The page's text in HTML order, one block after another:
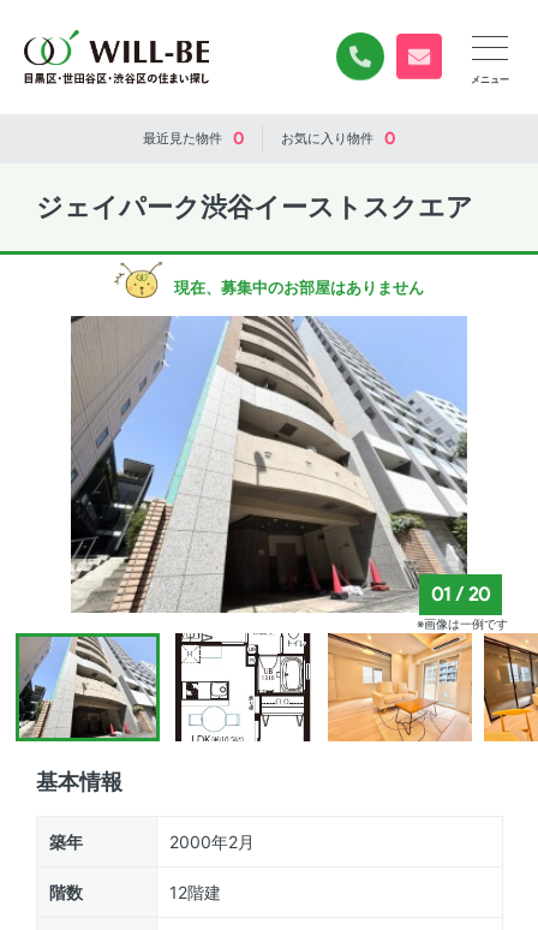
0120-840-834
無料お問い合
最近見た物件 0 お気に入り物件 0
ジェイパーク渋谷イーストスクエア
現在、募集中のお部屋はありません
基本情報
築年 2000年2月
階数 12階建
01 /20
※画像は一例です